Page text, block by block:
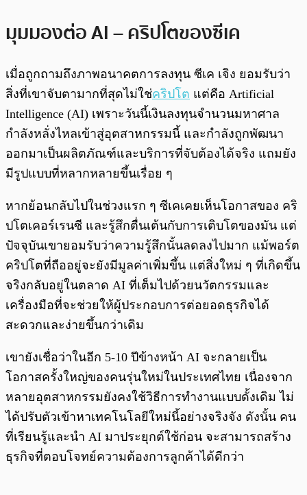
มุมมองต่อ AI – คริปโตของซีเค
เมื่อถูกถามถึงภาพอนาคตการลงทุน ซีเค เจิง ยอมรับว่า
สิ่งที่เขาจับตามากที่สุดไม่ใช่คริปโต แต่คือ Artificial
Intelligence (AI) เพราะวันนี้เงินลงทุนจำนวนมหาศาล
กำลังหลั่งไหลเข้าสู่อุตสาหกรรมนี้ และกำลังถูกพัฒนา
ออกมาเป็นผลิตภัณฑ์และบริการที่จับต้องได้จริง แถมยัง
มีรูปแบบที่หลากหลายขึ้นเรื่อย ๆ
หากย้อนกลับไปในช่วงแรก ๆ ซีเคเคยเห็นโอกาสของ คริ
ปโตเคอร์เรนซี และรู้สึกตื่นเต้นกับการเติบโตของมัน แต่
ปัจจุบันเขายอมรับว่าความรู้สึกนั้นลดลงไปมาก แม้พอร์ต
คริปโตที่ถืออยู่จะยังมีมูลค่าเพิ่มขึ้น แต่สิ่งใหม่ ๆ ที่เกิดขึ้น
จริงกลับอยู่ในตลาด AI ที่เต็มไปด้วยนวัตกรรมและ
เครื่องมือที่จะช่วยให้ผู้ประกอบการต่อยอดธุรกิจได้
สะดวกและง่ายขึ้นกว่าเดิม
เขายังเชื่อว่าในอีก 5-10 ปีข้างหน้า AI จะกลายเป็น
โอกาสครั้งใหญ่ของคนรุ่นใหม่ในประเทศไทย เนื่องจาก
หลายอุตสาหกรรมยังคงใช้วิธีการทำงานแบบดั้งเดิม ไม่
ได้ปรับตัวเข้าหาเทคโนโลยีใหม่นี้อย่างจริงจัง ดังนั้น คน
ที่เรียนรู้และนำ AI มาประยุกต์ใช้ก่อน จะสามารถสร้าง
ธุรกิจที่ตอบโจทย์ความต้องการลูกค้าได้ดีกว่า